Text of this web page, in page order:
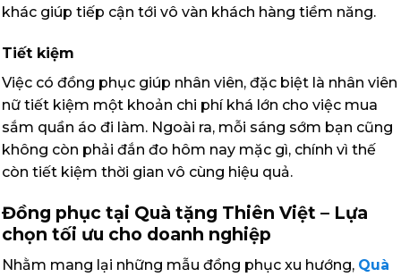
khác giúp tiếp cận tới vô vàn khách hàng tiềm năng.
Tiết kiệm
Việc có đồng phục giúp nhân viên, đặc biệt là nhân viên
nữ tiết kiệm một khoản chi phí khá lớn cho việc mua
sắm quần áo đi làm. Ngoài ra, mỗi sáng sớm bạn cũng
không còn phải đắn đo hôm nay mặc gì, chính vì thế
còn tiết kiệm thời gian vô cùng hiệu quả.
Đồng phục tại Quà tặng Thiên Việt – Lựa
chọn tối ưu cho doanh nghiệp
Nhằm mang lại những mẫu đồng phục xu hướng, Quà